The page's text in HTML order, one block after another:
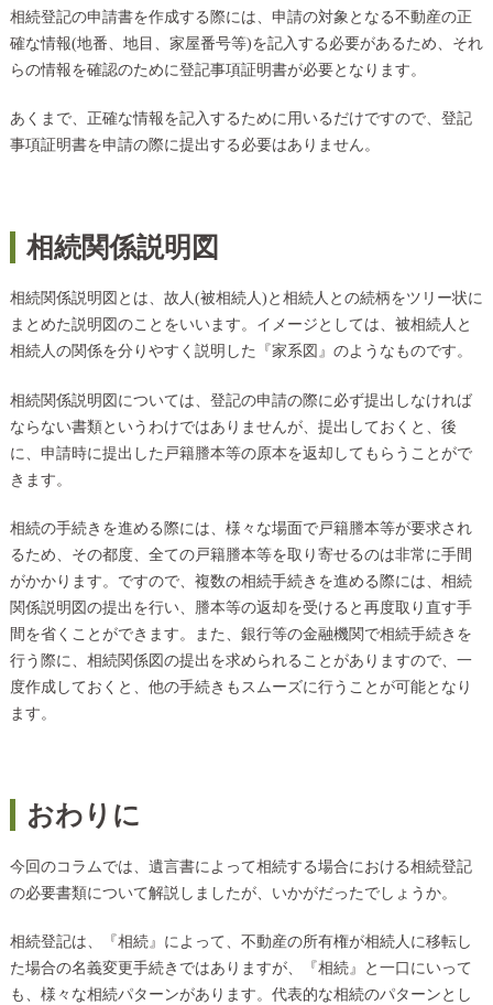
相続登記の申請書を作成する際には、申請の対象となる不動産の正
確な情報(地番、地目、家屋番号等)を記入する必要があるため、それ
らの情報を確認のために登記事項証明書が必要となります。
あくまで、正確な情報を記入するために用いるだけですので、登記
事項証明書を申請の際に提出する必要はありません。
相続関係説明図
相続関係説明図とは、故人(被相続人)と相続人との続柄をツリー状に
まとめた説明図のことをいいます。イメージとしては、被相続人と
相続人の関係を分りやすく説明した『家系図』のようなものです。
相続関係説明図については、登記の申請の際に必ず提出しなければ
ならない書類というわけではありませんが、提出しておくと、後
に、申請時に提出した戸籍謄本等の原本を返却してもらうことがで
きます。
相続の手続きを進める際には、様々な場面で戸籍謄本等が要求され
るため、その都度、全ての戸籍謄本等を取り寄せるのは非常に手間
がかかります。ですので、複数の相続手続きを進める際には、相続
関係説明図の提出を行い、謄本等の返却を受けると再度取り直す手
間を省くことができます。また、銀行等の金融機関で相続手続きを
行う際に、相続関係図の提出を求められることがありますので、一
度作成しておくと、他の手続きもスムーズに行うことが可能となり
ます。
おわりに
今回のコラムでは、遺言書によって相続する場合における相続登記
の必要書類について解説しましたが、いかがだったでしょうか。
相続登記は、『相続』によって、不動産の所有権が相続人に移転し
た場合の名義変更手続きではありますが、『相続』と一口にいって
も、様々な相続パターンがあります。代表的な相続のパターンとし